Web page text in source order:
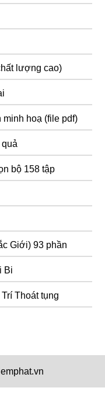
lượng cao)
hoạ (file pdf)
bộ 158 tập
Giới) 93 phần
Bi
Thoát tụng